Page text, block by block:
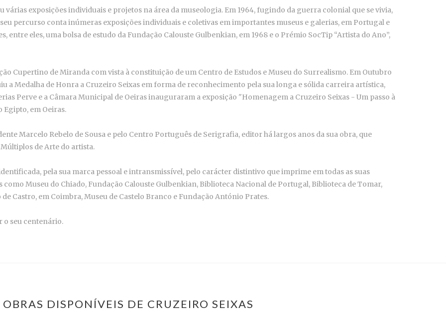
várias exposições individuais e projetos na área da museologia. Em 1964, fugindo da guerra colonial que se vivia,
percurso conta inúmeras exposições individuais e coletivas em importantes museus e galerias, em Portugal e
eles, uma bolsa de estudo da Fundação Calouste Gulbenkian, em 1968 e o Prémio SocTip “Artista do Ano”,
Cupertino de Miranda com vista à constituição de um Centro de Estudos e Museu do Surrealismo. Em Outubro
a Medalha de Honra a Cruzeiro Seixas em forma de reconhecimento pela sua longa e sólida carreira artística,
Perve e a Câmara Municipal de Oeiras inauguraram a exposição "Homenagem a Cruzeiro Seixas - Um passo à
em Oeiras.
Marcelo Rebelo de Sousa e pelo Centro Português de Serigrafia, editor há largos anos da sua obra, que
de Arte do artista.
pela sua marca pessoal e intransmissível, pelo carácter distintivo que imprime em todas as suas
Museu do Chiado, Fundação Calouste Gulbenkian, Biblioteca Nacional de Portugal, Biblioteca de Tomar,
Castro, em Coimbra, Museu de Castelo Branco e Fundação António Prates.
o seu centenário.
DISPONÍVEIS DE CRUZEIRO SEIXAS